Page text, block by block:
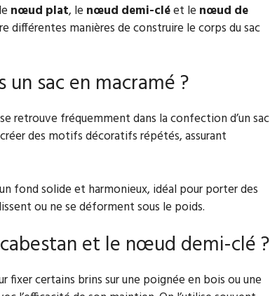
nœud plat, le nœud demi-cléet le nœud de
différentes manières de construire le corps du sac
sac en macramé ?
se retrouve fréquemment dans la confection d’un sac
des motifs décoratifs répétés, assurant
fond solide et harmonieux, idéal pour porter des
ou ne se déforment sous le poids.
et le nœud demi-clé ?
fixer certains brins sur une poignée en bois ou une